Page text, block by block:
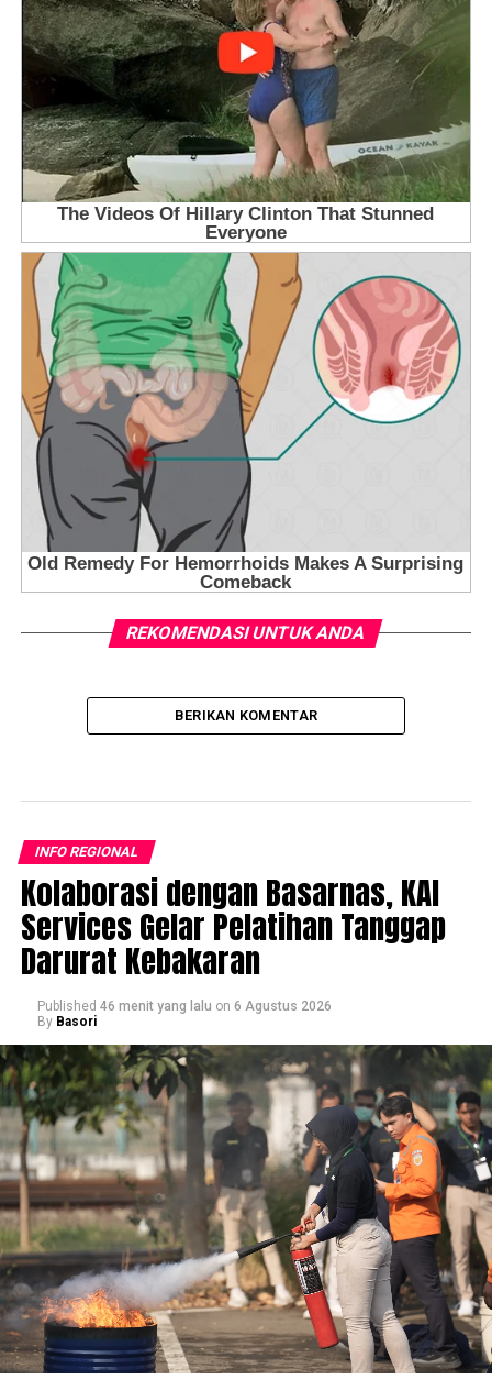
REKOMENDASI UNTUK ANDA
BERIKAN KOMENTAR
INFO REGIONAL
Kolaborasi dengan Basarnas, KAI
Services Gelar Pelatihan Tanggap
Darurat Kebakaran
Published 46 menit yang lalu on 6 Agustus 2026
By Basori